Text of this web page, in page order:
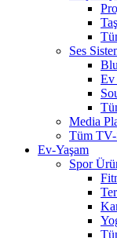
Ses
Ev
Media
Tüm TV-
Ev-Yaşam
Spor